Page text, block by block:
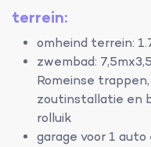
terrein:
omheind terrein:
zwembad:
Romeinse
zoutinstallatie en
rolluik
garage voor 1